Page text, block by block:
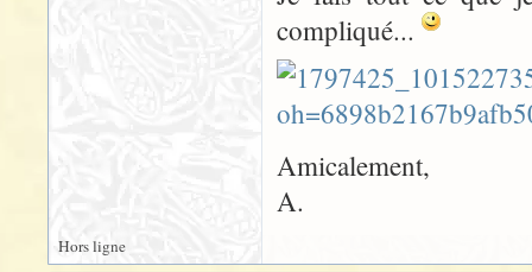
compliqué...
Amicalement,
A.
Hors ligne